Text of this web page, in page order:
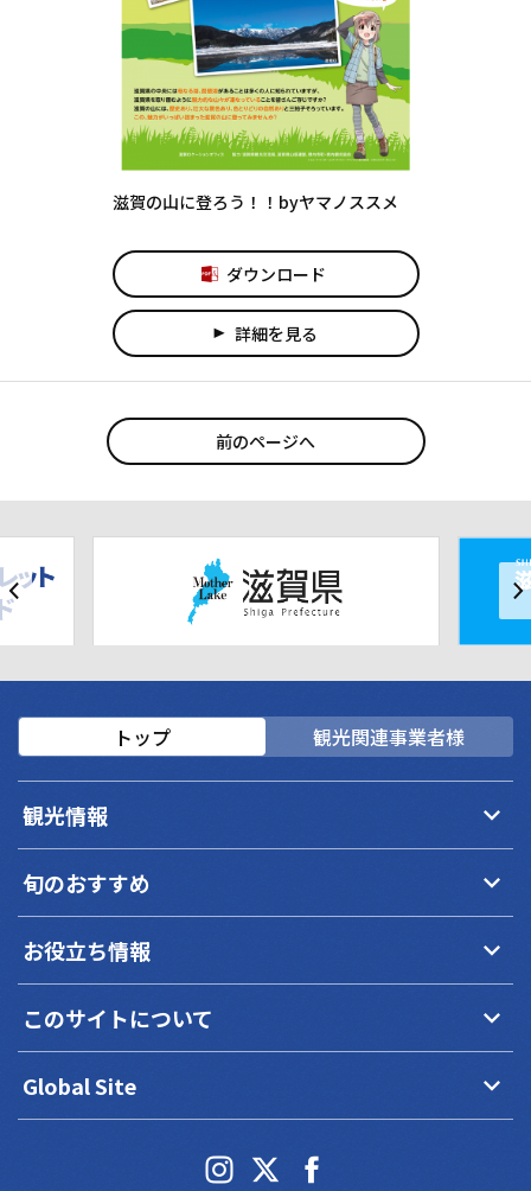
滋賀の山に登ろう！！byヤマノススメ
ダウンロード
play_arrow 詳細を見る
前のページへ
トップ 観光関連事業者様
観光情報 keyboard_arrow_down
旬のおすすめ keyboard_arrow_down
お役立ち情報 keyboard_arrow_down
このサイトについて keyboard_arrow_down
Global Site keyboard_arrow_down